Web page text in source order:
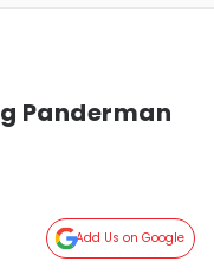
Panderman
Add Us on Google